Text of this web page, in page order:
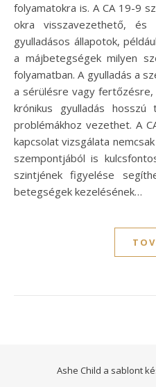
folyamatokra is. A CA 19-9
okra visszavezethető,
gyulladásos állapotok,
a májbetegségek milyen
folyamatban. A gyulladás a
a sérülésre vagy
krónikus gyulladás hosszú
problémákhoz vezethet. A
kapcsolat vizsgálata
szempontjából is
szintjének figyelése
betegségek kezelésének…
Ashe Child a sablont